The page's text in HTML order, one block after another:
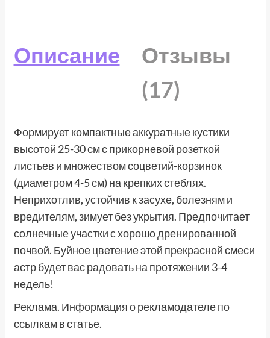
Описание
Отзывы
(17)
Формирует компактные аккуратные кустики
высотой 25-30 см с прикорневой розеткой
листьев и множеством соцветий-корзинок
(диаметром 4-5 см) на крепких стеблях.
Неприхотлив, устойчив к засухе, болезням и
вредителям, зимует без укрытия. Предпочитает
солнечные участки с хорошо дренированной
почвой. Буйное цветение этой прекрасной смеси
астр будет вас радовать на протяжении 3-4
недель!
Реклама. Информация о рекламодателе по
ссылкам в статье.